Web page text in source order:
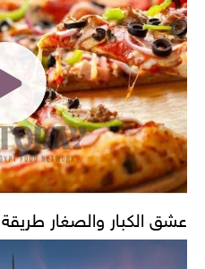
عشق الكبار والصغار طريقة